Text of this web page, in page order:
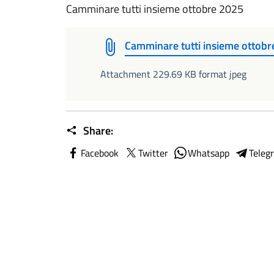
Camminare tutti insieme ottobre 2025
Camminare tutti insieme
Attachment 229.69 KB format jpeg
Share:
Facebook Twitter Whatsapp